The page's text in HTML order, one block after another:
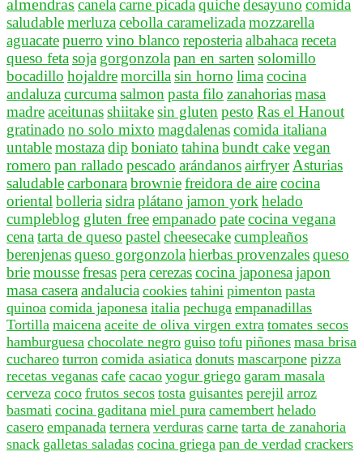
almendras canela carne picada quichedesayuno comida
saludablemerluza cebolla caramelizada mozzarella
aguacatepuerro vino blanco reposteria albahaca receta
queso feta soja gorgonzola pan en sarten solomillo
bocadillo hojaldremorcilla sin horno lima cocina
andaluza curcuma salmon pasta filo zanahoriasmasa
madreaceitunasshiitakesin gluten pesto Ras el Hanout
gratinado no solo mixto magdalenascomida italiana
untablemostaza dip boniato tahina bundt cakevegan
romero pan rallado pescado arándanosairfryer Asturias
saludablecarbonara browniefreidora de airecocina
oriental bolleria sidra plátano jamon york helado
cumpleblog gluten freeempanado patecocina vegana
cena tarta de queso pastel cheesecakecumpleaños
berenjenasqueso gorgonzola hierbas provenzalesqueso
briemoussefresaspera cerezascocina japonesa japon
masa casera andalucia cookies tahini pimenton pasta
quinoa comida japonesa italia pechuga empanadillas
Tortilla maicena aceite de oliva virgen extra tomates secos
hamburguesa chocolate negro guiso tofu piñones masa brisa
cuchareo turron comida asiatica donuts mascarpone pizza
recetas veganas cafe cacao yogur griego garam masala
cerveza coco frutos secos tosta guisantes perejil arroz
basmati cocina gaditana miel pura camembert helado
casero empanada ternera verduras carne tarta de zanahoria
snack galletas saladas cocina griega pan de verdad crackers